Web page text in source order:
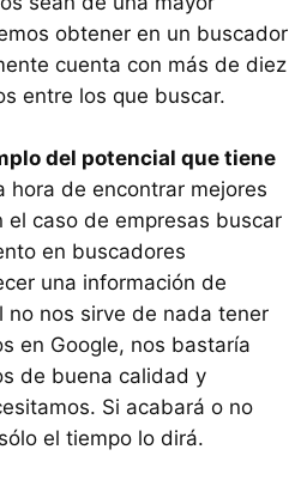
obtener en un buscador
cuenta con más de diez
entre los que buscar.
del potencial que tiene
hora de encontrar mejores
el caso de empresas buscar
en buscadores
una información de
no nos sirve de nada tener
en Google, nos bastaría
de buena calidad y
Si acabará o no
el tiempo lo dirá.